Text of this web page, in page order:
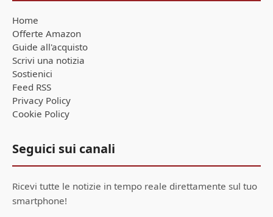
Home
Offerte Amazon
Guide all'acquisto
Scrivi una notizia
Sostienici
Feed RSS
Privacy Policy
Cookie Policy
Seguici sui canali
Ricevi tutte le notizie in tempo reale direttamente sul tuo
smartphone!